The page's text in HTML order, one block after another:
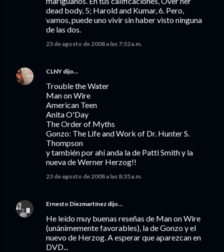
dead body, 5; Harold and Kumar, 6. Pero,
vamos, puede uno vivir sin haber visto ninguna
de las dos.
23 de agosto de 2008 a las 7:52 a.m.
CLNY dijo…
Trouble the Water
Man on Wire
American Teen
Anita O'Day
The Order of Myths
Gonzo: The Life and Work of Dr. Hunter S.
Thompson
y también por ahí anda la de Patti Smith y la
nueva de Werner Herzog!!
23 de agosto de 2008 a las 8:35 a.m.
Ernesto Diezmartínez dijo…
He leído muy buenas reseñas de Man on Wire
(unánimemente favorables), la de Gonzo y el
nuevo de Herzog. A esperar que aparezcan en
DVD...